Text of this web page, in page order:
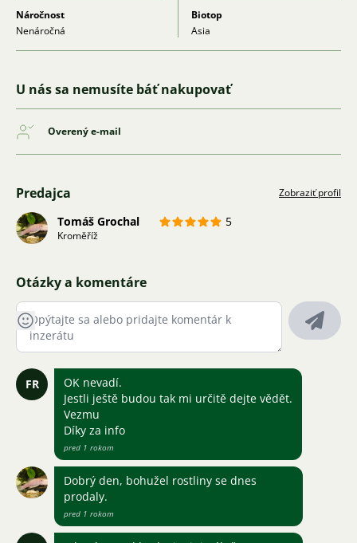
Náročnost
Nenáročná
Biotop
Asia
U nás sa nemusíte báť nakupovať
Overený e-mail
Predajca Zobraziť profil
Tomáš Grochal 5
Kroměříž
Otázky a komentáre
FR
OK nevadí.
Jestli ještě budou tak mi určitě dejte vědět.
Vezmu
Díky za info
pred 1 rokom
Dobrý den, bohužel rostliny se dnes
prodaly.
pred 1 rokom